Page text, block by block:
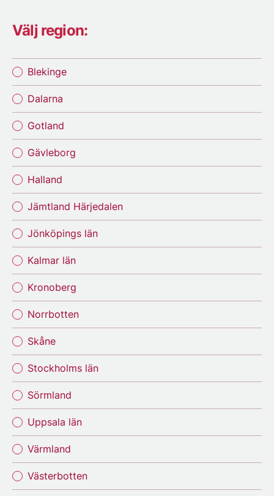
Välj region:
Blekinge
Dalarna
Gotland
Gävleborg
Halland
Jämtland Härjedalen
Jönköpings län
Kalmar län
Kronoberg
Norrbotten
Skåne
Stockholms län
Sörmland
Uppsala län
Värmland
Västerbotten